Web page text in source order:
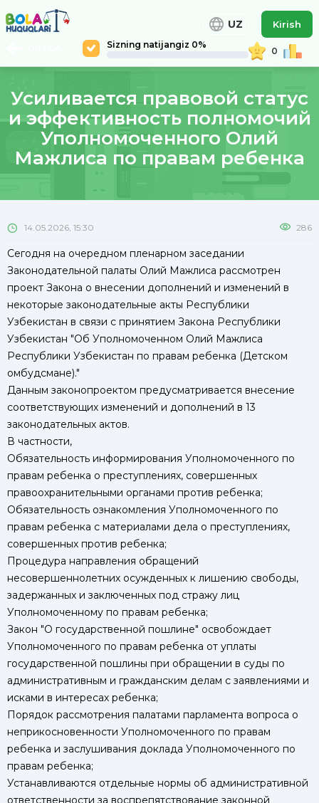
Sizning natijangiz 0%
0
UZ Kirish
Усиливается правовой статус
и эффективность полномочий
Уполномоченного Олий
Мажлиса по правам ребенка
14.05.2026, 15:30 286
Сегодня на очередном пленарном заседании
Законодательной палаты Олий Мажлиса рассмотрен
проект Закона о внесении дополнений и изменений в
некоторые законодательные акты Республики
Узбекистан в связи с принятием Закона Республики
Узбекистан "Об Уполномоченном Олий Мажлиса
Республики Узбекистан по правам ребенка (Детском
омбудсмане)."
Данным законопроектом предусматривается внесение
соответствующих изменений и дополнений в 13
законодательных актов.
В частности,
Обязательность информирования Уполномоченного по
правам ребенка о преступлениях, совершенных
правоохранительными органами против ребенка;
Обязательность ознакомления Уполномоченного по
правам ребенка с материалами дела о преступлениях,
совершенных против ребенка;
Процедура направления обращений
несовершеннолетних осужденных к лишению свободы,
задержанных и заключенных под стражу лиц
Уполномоченному по правам ребенка;
Закон "О государственной пошлине" освобождает
Уполномоченного по правам ребенка от уплаты
государственной пошлины при обращении в суды по
административным и гражданским делам с заявлениями и
исками в интересах ребенка;
Порядок рассмотрения палатами парламента вопроса о
неприкосновенности Уполномоченного по правам
ребенка и заслушивания доклада Уполномоченного по
правам ребенка;
Устанавливаются отдельные нормы об административной
ответственности за воспрепятствование законной